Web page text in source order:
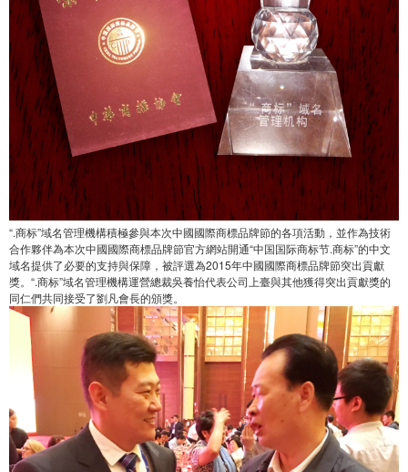
“.商标”域名管理機構積極參與本次中國國際商標品牌節的各項活動，並作為技術
合作夥伴為本次中國國際商標品牌節官方網站開通“中国国际商标节.商标”的中文
域名提供了必要的支持與保障，被評選為2015年中國國際商標品牌節突出貢獻
獎。“.商标”域名管理機構運營總裁吳養怡代表公司上臺與其他獲得突出貢獻獎的
同仁們共同接受了劉凡會長的頒獎。